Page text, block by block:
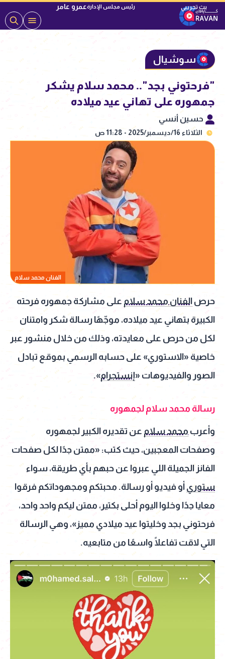
رئيس مجلس الإدارةعمرو عامر
سوشيال
"فرحتوني بجد".. محمد سلام يشكر
جمهوره على تهاني عيد ميلاده
حسين أنسي
الثلاثاء 16/ديسمبر/2025 - 11:28 ص
الفنان محمد سلام
حرص الفنان محمد سلام على مشاركة جمهوره فرحته
الكبيرة بتهاني عيد ميلاده، موجّهًا رسالة شكر وامتنان
لكل من حرص على معايدته، وذلك من خلال منشور عبر
خاصية «الاستوري» على حسابه الرسمي بموقع تبادل
الصور والفيديوهات «إنستجرام».
رسالة محمد سلام لجمهوره
وأعرب محمد سلام عن تقديره الكبير لجمهوره
وصفحات المعجبين، حيث كتب: «ممتن جدًا لكل صفحات
الفانز الجميلة اللي عبروا عن حبهم بأي طريقة، سواء
ستوري أو فيديو أو رسالة. محبتكم ومجهوداتكم فرقوا
معايا جدًا وخلوا اليوم أحلى بكتير، ممتن ليكم واحد واحد،
فرحتوني بجد وخليتوا عيد ميلادي مميز»، وهي الرسالة
التي لاقت تفاعلًا واسعًا من متابعيه.